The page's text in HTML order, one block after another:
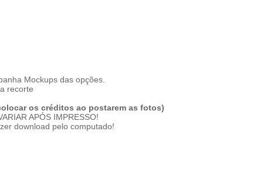
Mockups das opções.
recorte
os créditos ao postarem as fotos)
APÓS IMPRESSO!
download pelo computado!